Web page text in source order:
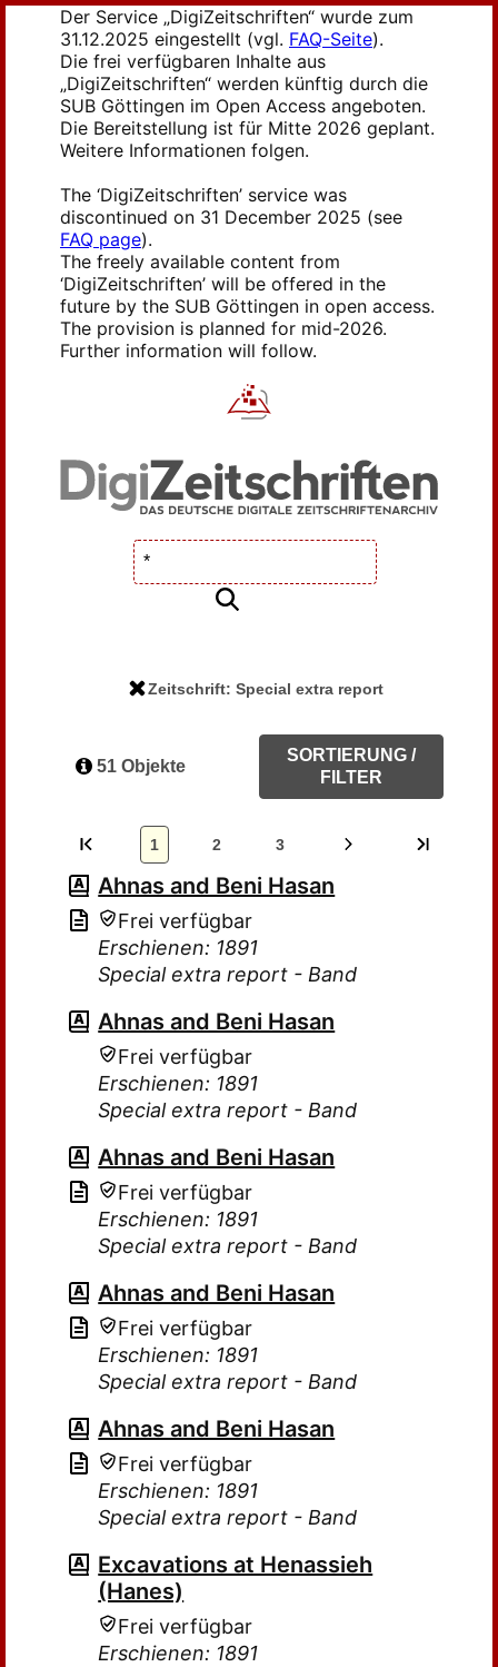
Der Service „DigiZeitschriften“ wurde zum
31.12.2025 eingestellt (vgl. FAQ-Seite).
Die frei verfügbaren Inhalte aus
„DigiZeitschriften“ werden künftig durch die
SUB Göttingen im Open Access angeboten.
Die Bereitstellung ist für Mitte 2026 geplant.
Weitere Informationen folgen.
The ‘DigiZeitschriften’ service was
discontinued on 31 December 2025 (see
FAQ page).
The freely available content from
‘DigiZeitschriften’ will be offered in the
future by the SUB Göttingen in open access.
The provision is planned for mid-2026.
Further information will follow.
Zeitschrift: Special extra report
51 Objekte
SORTIERUNG /
FILTER
1 2 3
Ahnas and Beni Hasan
Frei verfügbar
Erschienen: 1891
Special extra report - Band
Ahnas and Beni Hasan
Frei verfügbar
Erschienen: 1891
Special extra report - Band
Ahnas and Beni Hasan
Frei verfügbar
Erschienen: 1891
Special extra report - Band
Ahnas and Beni Hasan
Frei verfügbar
Erschienen: 1891
Special extra report - Band
Ahnas and Beni Hasan
Frei verfügbar
Erschienen: 1891
Special extra report - Band
Excavations at Henassieh
(Hanes)
Frei verfügbar
Erschienen: 1891